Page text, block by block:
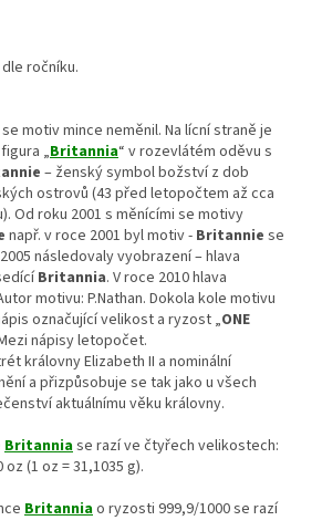
ročníku.
motiv mince neměnil. Na lícní straně je
„Britannia“ v rozevlátém oděvu s
– ženský symbol božství z dob
ostrovů (43 před letopočtem až cca
Od roku 2001 s měnícími se motivy
např. v roce 2001 byl motiv - Britannie se
následovaly vyobrazení – hlava
Britannia. V roce 2010 hlava
motivu: P.Nathan. Dokola kole motivu
označující velikost a ryzost „ONE
nápisy letopočet.
královny Elizabeth II a nominální
a přizpůsobuje se tak jako u všech
aktuálnímu věku královny.
Britanniase razí ve čtyřech velikostech:
(1 oz = 31,1035 g).
Britanniao ryzosti 999,9/1000 se razí